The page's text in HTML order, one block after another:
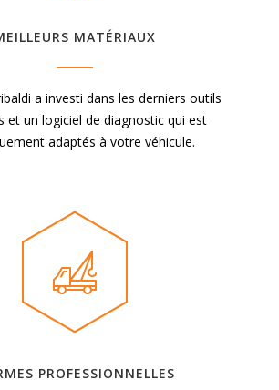
MATÉRIAUX
a investi dans les derniers outils
et un logiciel de diagnostic qui est
adaptés à votre véhicule.
PROFESSIONNELLES